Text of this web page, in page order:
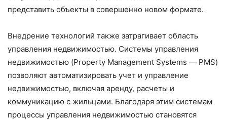
представить объекты в совершенно новом формате.
Внедрение технологий также затрагивает область
управления недвижимостью. Системы управления
недвижимостью (Property Management Systems — PMS)
позволяют автоматизировать учет и управление
недвижимостью, включая аренду, расчеты и
коммуникацию с жильцами. Благодаря этим системам
процессы управления недвижимостью становятся